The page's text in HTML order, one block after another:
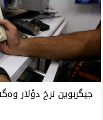
جیگربوین نرخ دۆلار